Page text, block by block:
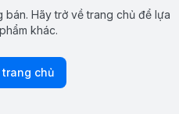
bán. Hãy trở về trang chủ để lựa
khác.
trang chủ